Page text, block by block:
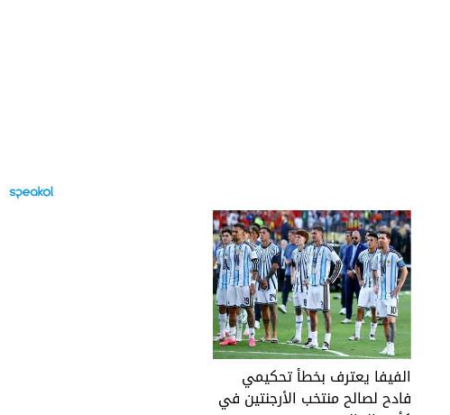
الفيفا يعترف بخطأ تحكيمي
فادح لصالح منتخب الأرجنتين في